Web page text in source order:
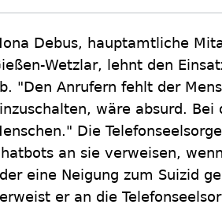
Debus, hauptamtliche
Wetzlar, lehnt den
"Den Anrufern fehlt der
wäre absurd. Bei
Die
an sie verweisen,
eine Neigung zum Suizid
er an die